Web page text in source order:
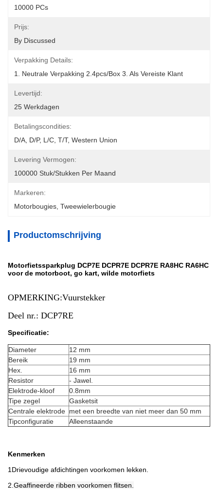
10000 PCs
Prijs:
By Discussed
Verpakking Details:
1. Neutrale Verpakking 2.4pcs/box 3. Als Vereiste Klant
Levertijd:
25 Werkdagen
Betalingscondities:
D/A, D/P, L/C, T/T, Western Union
Levering Vermogen:
100000 Stuk/Stukken Per Maand
Markeren:
Motorbougies Tweewielerbougie
Productomschrijving
Motorfietssparkplug DCP7E DCPR7E DCPR7E RA8HC RA6HC
voor de motorboot, go kart, wilde motorfiets
OPMERKING:Vuurstekker
Deel nr.: DCP7RE
Specificatie:
Diameter
12 mm
Bereik
19 mm
Hex.
16 mm
Resistor
- Jawel.
Elektrode-kloof
0.8mm
Tipe zegel
Gasketsit
Centrale elektrode met een breedte van niet meer dan 50 mm
Tipconfiguratie
Alleenstaande
Kenmerken
1Drievoudige afdichtingen voorkomen lekken.
2. Geaffineerde ribben voorkomen flitsen.